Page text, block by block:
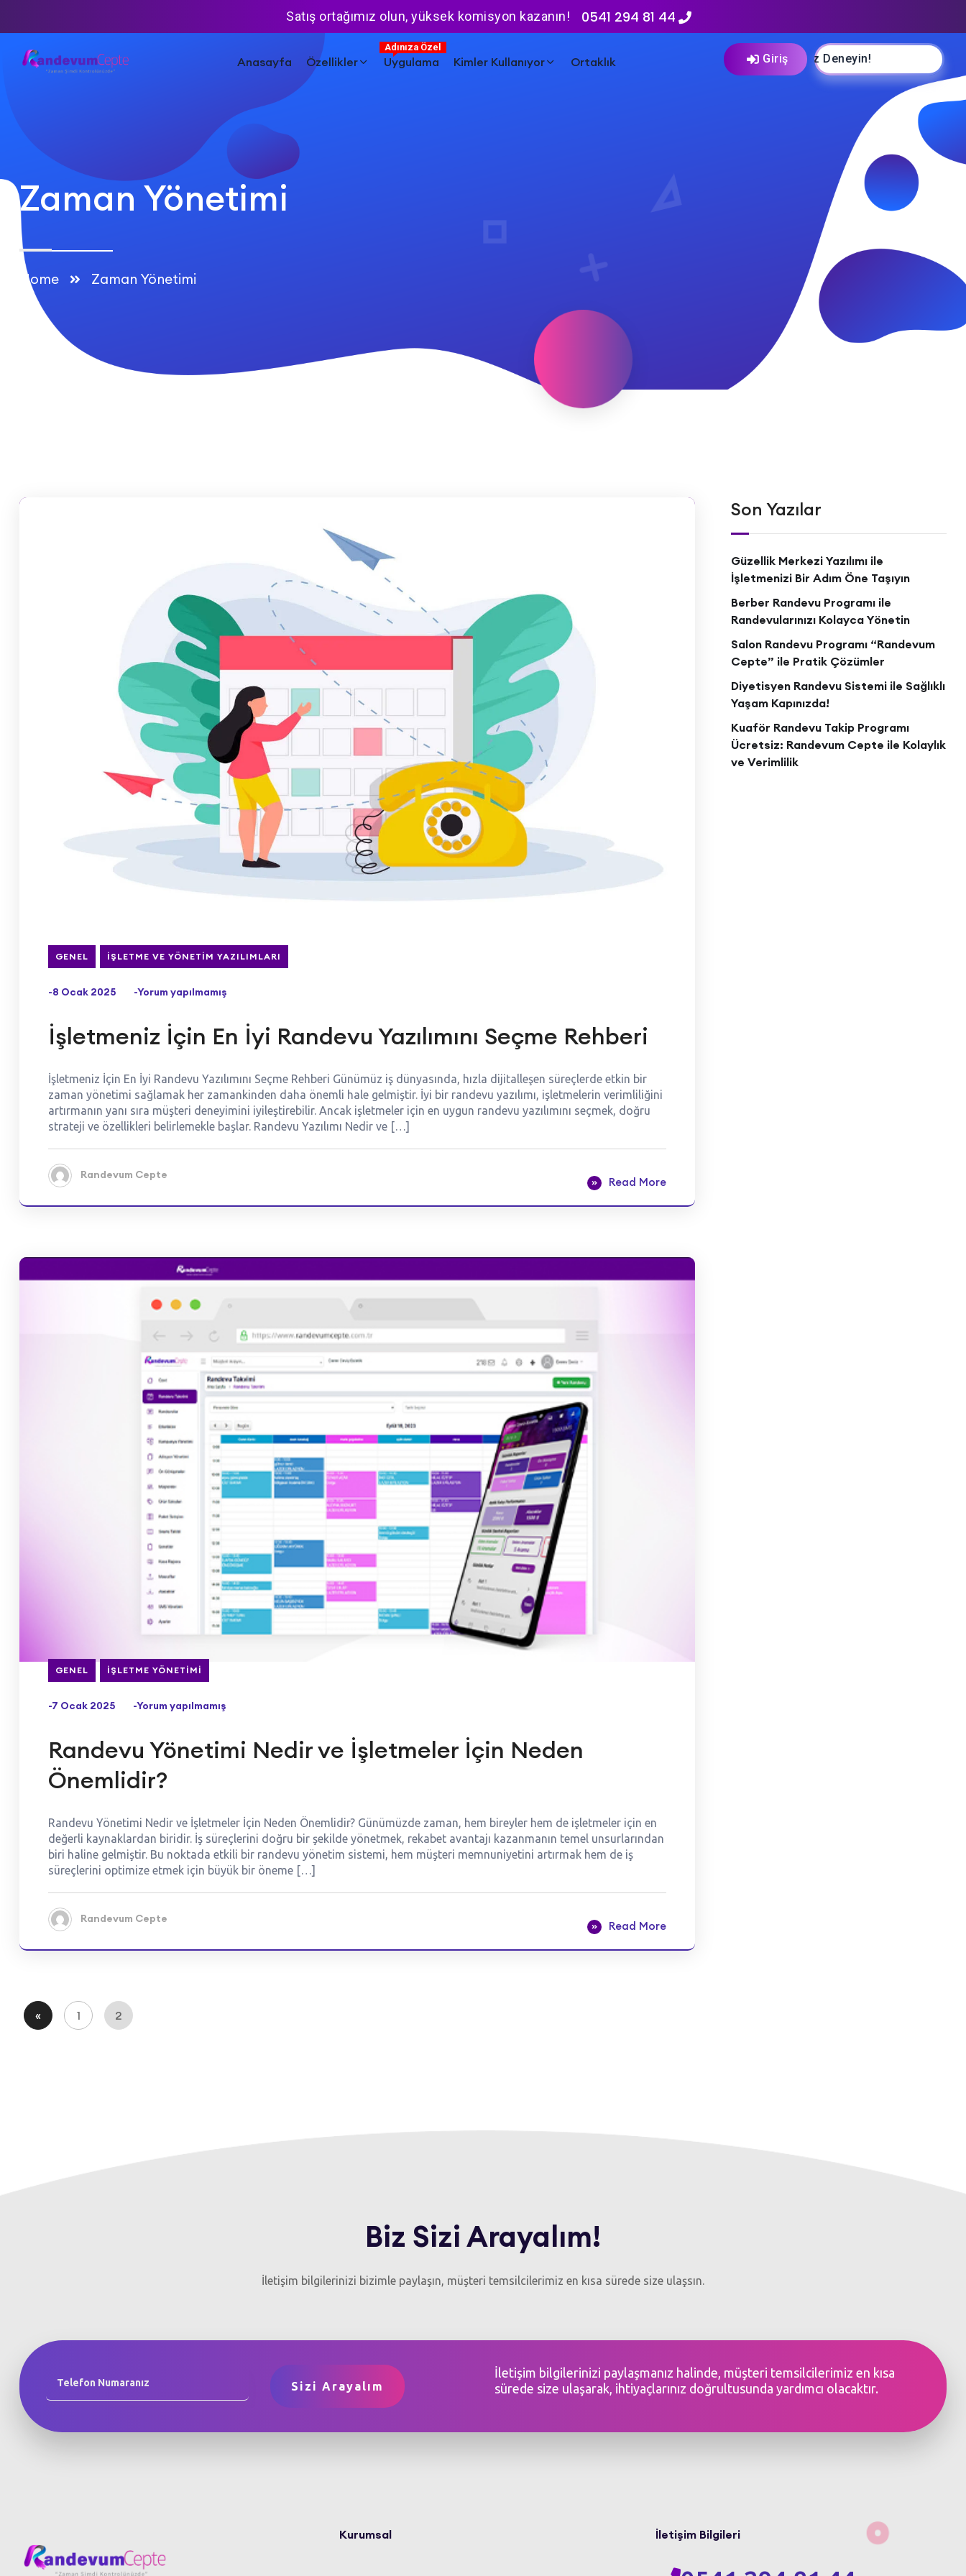
Satış ortağımız olun, yüksek komisyon kazanın! 0541 294 81 44
Anasayfa Özellikler
Adınıza Özel
Uygulama Kimler Kullanıyor Ortaklık Giriş
Ücretsiz Deneyin!
Zaman Yönetimi
Home Zaman Yönetimi
GENEL İŞLETME VE YÖNETIM YAZILIMLARI
-8 Ocak 2025 -Yorum yapılmamış
İşletmeniz İçin En İyi Randevu Yazılımını Seçme Rehberi
İşletmeniz İçin En İyi Randevu Yazılımını Seçme Rehberi Günümüz iş dünyasında, hızla dijitalleşen süreçlerde etkin bir
zaman yönetimi sağlamak her zamankinden daha önemli hale gelmiştir. İyi bir randevu yazılımı, işletmelerin verimliliğini
artırmanın yanı sıra müşteri deneyimini iyileştirebilir. Ancak işletmeler için en uygun randevu yazılımını seçmek, doğru
strateji ve özellikleri belirlemekle başlar. Randevu Yazılımı Nedir ve […]
Randevum Cepte
Read More
GENEL İŞLETME YÖNETIMI
-7 Ocak 2025 -Yorum yapılmamış
Randevu Yönetimi Nedir ve İşletmeler İçin Neden
Önemlidir?
Randevu Yönetimi Nedir ve İşletmeler İçin Neden Önemlidir? Günümüzde zaman, hem bireyler hem de işletmeler için en
değerli kaynaklardan biridir. İş süreçlerini doğru bir şekilde yönetmek, rekabet avantajı kazanmanın temel unsurlarından
biri haline gelmiştir. Bu noktada etkili bir randevu yönetim sistemi, hem müşteri memnuniyetini artırmak hem de iş
süreçlerini optimize etmek için büyük bir öneme […]
Randevum Cepte
Read More
« 1 2
Son Yazılar
Güzellik Merkezi Yazılımı ile
İşletmenizi Bir Adım Öne Taşıyın
Berber Randevu Programı ile
Randevularınızı Kolayca Yönetin
Salon Randevu Programı “Randevum
Cepte” ile Pratik Çözümler
Diyetisyen Randevu Sistemi ile Sağlıklı
Yaşam Kapınızda!
Kuaför Randevu Takip Programı
Ücretsiz: Randevum Cepte ile Kolaylık
ve Verimlilik
Biz Sizi Arayalım!
İletişim bilgilerinizi bizimle paylaşın, müşteri temsilcilerimiz en kısa sürede size ulaşsın.
İletişim bilgilerinizi paylaşmanız halinde, müşteri temsilcilerimiz en kısa
sürede size ulaşarak, ihtiyaçlarınız doğrultusunda yardımcı olacaktır.
Kurumsal İletişim Bilgileri